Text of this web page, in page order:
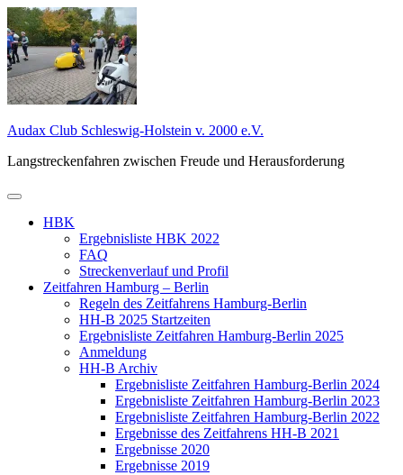
Zum
Inhalt
springen
Audax Club Schleswig-Holstein v. 2000 e.V.
Langstreckenfahren zwischen Freude und Herausforderung
Primäres
HBK
Ergebnisliste HBK 2022
FAQ
Streckenverlauf und Profil
Zeitfahren Hamburg – Berlin
Regeln des Zeitfahrens Hamburg-Berlin
HH-B 2025 Startzeiten
Ergebnisliste Zeitfahren Hamburg-Berlin 2025
Anmeldung
HH-B Archiv
Ergebnisliste Zeitfahren Hamburg-Berlin 2024
Ergebnisliste Zeitfahren Hamburg-Berlin 2023
Ergebnisliste Zeitfahren Hamburg-Berlin 2022
Ergebnisse des Zeitfahrens HH-B 2021
Ergebnisse 2020
Ergebnisse 2019